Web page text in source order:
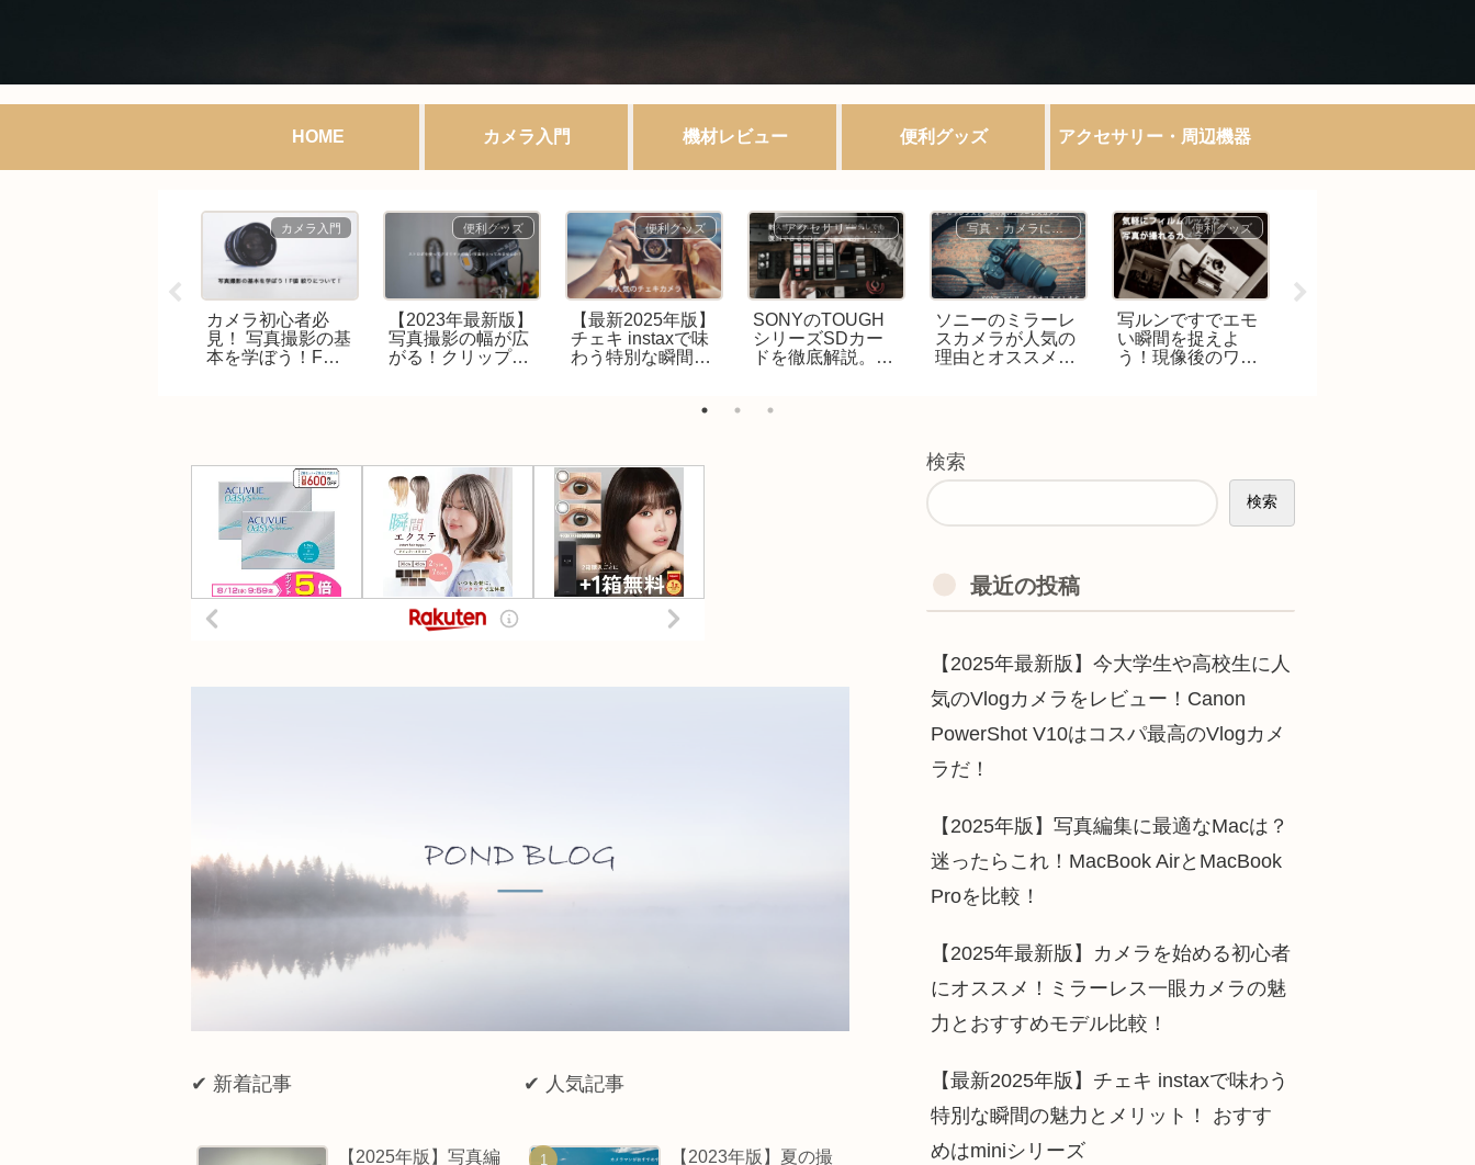
HOME カメラ入門 機材レビュー 便利グッズ アクセサリー・周辺機器
カメラ入門
カメラ初心者必
見！ 写真撮影の基
本を学ぼう！F値
便利グッズ
【2023年最新版】
写真撮影の幅が広
がる！クリップオ
便利グッズ
【最新2025年版】
チェキ instaxで味
わう特別な瞬間の
アクセサリー・周辺機器
SONYのTOUGH
シリーズSDカー
ドを徹底解説。
性能を紹介！
写真・カメラについて
ソニーのミラーレ
スカメラが人気の
理由とオススメカ
便利グッズ
写ルンですでエモ
い瞬間を捉えよ
う！現像後のワク
✔︎ 新着記事
【2025年版】写真編
✔︎ 人気記事
【2023年版】夏の撮
検索
検索
最近の投稿
【2025年最新版】今大学生や高校生に人
気のVlogカメラをレビュー！Canon
PowerShot V10はコスパ最高のVlogカメ
ラだ！
【2025年版】写真編集に最適なMacは？
迷ったらこれ！MacBook AirとMacBook
Proを比較！
【2025年最新版】カメラを始める初心者
にオススメ！ミラーレス一眼カメラの魅
力とおすすめモデル比較！
【最新2025年版】チェキ instaxで味わう
特別な瞬間の魅力とメリット！ おすす
めはminiシリーズ